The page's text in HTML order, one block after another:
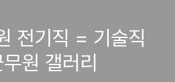
전기직 = 기술직
원 갤러리